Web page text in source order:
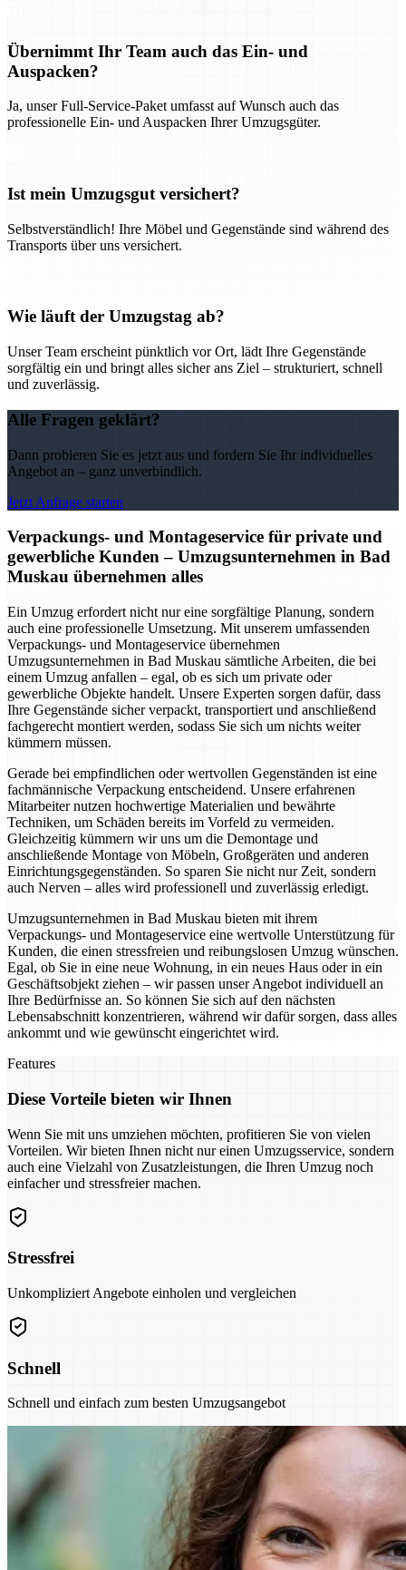
Übernimmt Ihr Team auch das Ein- und
Auspacken?
Ja, unser Full-Service-Paket umfasst auf Wunsch auch das
professionelle Ein- und Auspacken Ihrer Umzugsgüter.
Ist mein Umzugsgut versichert?
Selbstverständlich! Ihre Möbel und Gegenstände sind während des
Transports über uns versichert.
Wie läuft der Umzugstag ab?
Unser Team erscheint pünktlich vor Ort, lädt Ihre Gegenstände
sorgfältig ein und bringt alles sicher ans Ziel – strukturiert, schnell
und zuverlässig.
Alle Fragen geklärt?
Dann probieren Sie es jetzt aus und fordern Sie Ihr individuelles
Angebot an – ganz unverbindlich.
Jetzt Anfrage starten
Verpackungs- und Montageservice für private und
gewerbliche Kunden – Umzugsunternehmen in Bad
Muskau übernehmen alles
Ein Umzug erfordert nicht nur eine sorgfältige Planung, sondern
auch eine professionelle Umsetzung. Mit unserem umfassenden
Verpackungs- und Montageservice übernehmen
Umzugsunternehmen in Bad Muskau sämtliche Arbeiten, die bei
einem Umzug anfallen – egal, ob es sich um private oder
gewerbliche Objekte handelt. Unsere Experten sorgen dafür, dass
Ihre Gegenstände sicher verpackt, transportiert und anschließend
fachgerecht montiert werden, sodass Sie sich um nichts weiter
kümmern müssen.
Gerade bei empfindlichen oder wertvollen Gegenständen ist eine
fachmännische Verpackung entscheidend. Unsere erfahrenen
Mitarbeiter nutzen hochwertige Materialien und bewährte
Techniken, um Schäden bereits im Vorfeld zu vermeiden.
Gleichzeitig kümmern wir uns um die Demontage und
anschließende Montage von Möbeln, Großgeräten und anderen
Einrichtungsgegenständen. So sparen Sie nicht nur Zeit, sondern
auch Nerven – alles wird professionell und zuverlässig erledigt.
Umzugsunternehmen in Bad Muskau bieten mit ihrem
Verpackungs- und Montageservice eine wertvolle Unterstützung für
Kunden, die einen stressfreien und reibungslosen Umzug wünschen.
Egal, ob Sie in eine neue Wohnung, in ein neues Haus oder in ein
Geschäftsobjekt ziehen – wir passen unser Angebot individuell an
Ihre Bedürfnisse an. So können Sie sich auf den nächsten
Lebensabschnitt konzentrieren, während wir dafür sorgen, dass alles
ankommt und wie gewünscht eingerichtet wird.
Features
Diese Vorteile bieten wir Ihnen
Wenn Sie mit uns umziehen möchten, profitieren Sie von vielen
Vorteilen. Wir bieten Ihnen nicht nur einen Umzugsservice, sondern
auch eine Vielzahl von Zusatzleistungen, die Ihren Umzug noch
einfacher und stressfreier machen.
Stressfrei
Unkompliziert Angebote einholen und vergleichen
Schnell
Schnell und einfach zum besten Umzugsangebot